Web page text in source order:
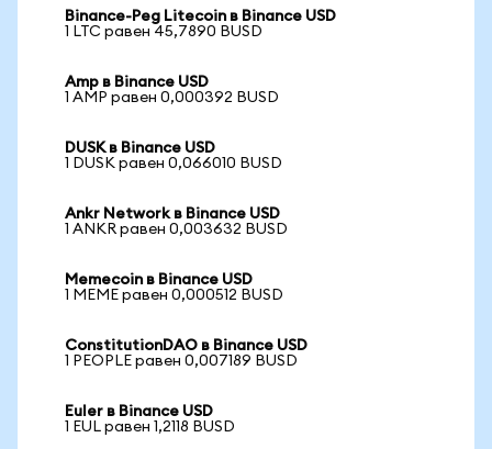
Binance-Peg Litecoin в Binance USD
1 LTC равен 45,7890 BUSD
Amp в Binance USD
1 AMP равен 0,000392 BUSD
DUSK в Binance USD
1 DUSK равен 0,066010 BUSD
Ankr Network в Binance USD
1 ANKR равен 0,003632 BUSD
Memecoin в Binance USD
1 MEME равен 0,000512 BUSD
ConstitutionDAO в Binance USD
1 PEOPLE равен 0,007189 BUSD
Euler в Binance USD
1 EUL равен 1,2118 BUSD